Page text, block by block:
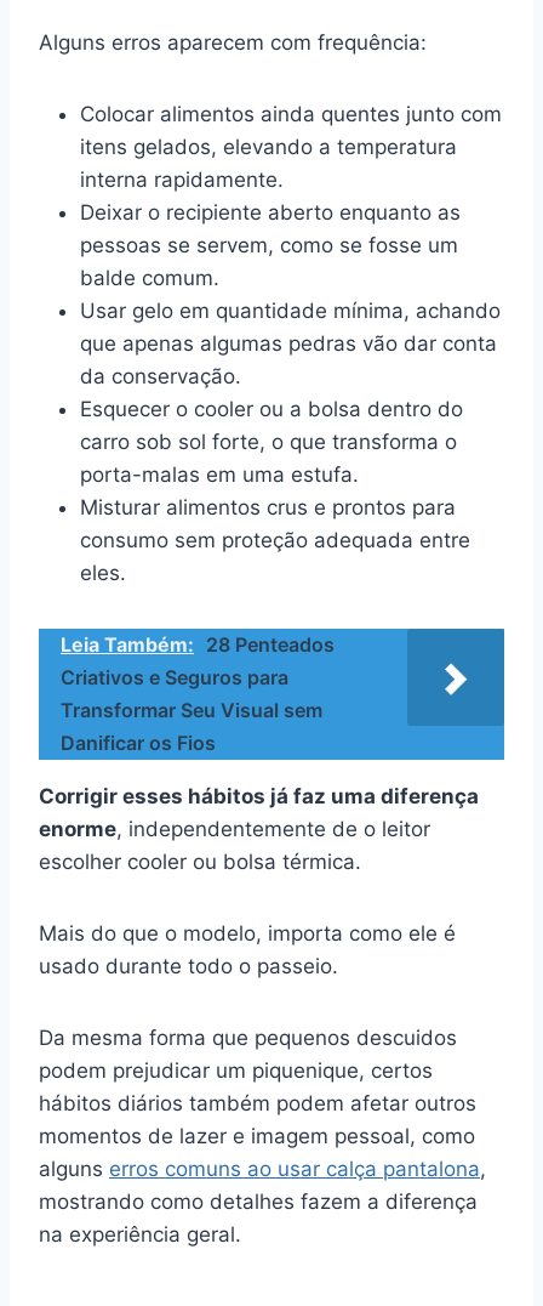
Alguns erros aparecem com frequência:
Colocar alimentos ainda quentes junto com
itens gelados, elevando a temperatura
interna rapidamente.
Deixar o recipiente aberto enquanto as
pessoas se servem, como se fosse um
balde comum.
Usar gelo em quantidade mínima, achando
que apenas algumas pedras vão dar conta
da conservação.
Esquecer o cooler ou a bolsa dentro do
carro sob sol forte, o que transforma o
porta-malas em uma estufa.
Misturar alimentos crus e prontos para
consumo sem proteção adequada entre
eles.
Leia Também: 28 Penteados
Criativos e Seguros para
Transformar Seu Visual sem
Danificar os Fios
Corrigir esses hábitos já faz uma diferença
enorme, independentemente de o leitor
escolher cooler ou bolsa térmica.
Mais do que o modelo, importa como ele é
usado durante todo o passeio.
Da mesma forma que pequenos descuidos
podem prejudicar um piquenique, certos
hábitos diários também podem afetar outros
momentos de lazer e imagem pessoal, como
alguns erros comuns ao usar calça pantalona,
mostrando como detalhes fazem a diferença
na experiência geral.